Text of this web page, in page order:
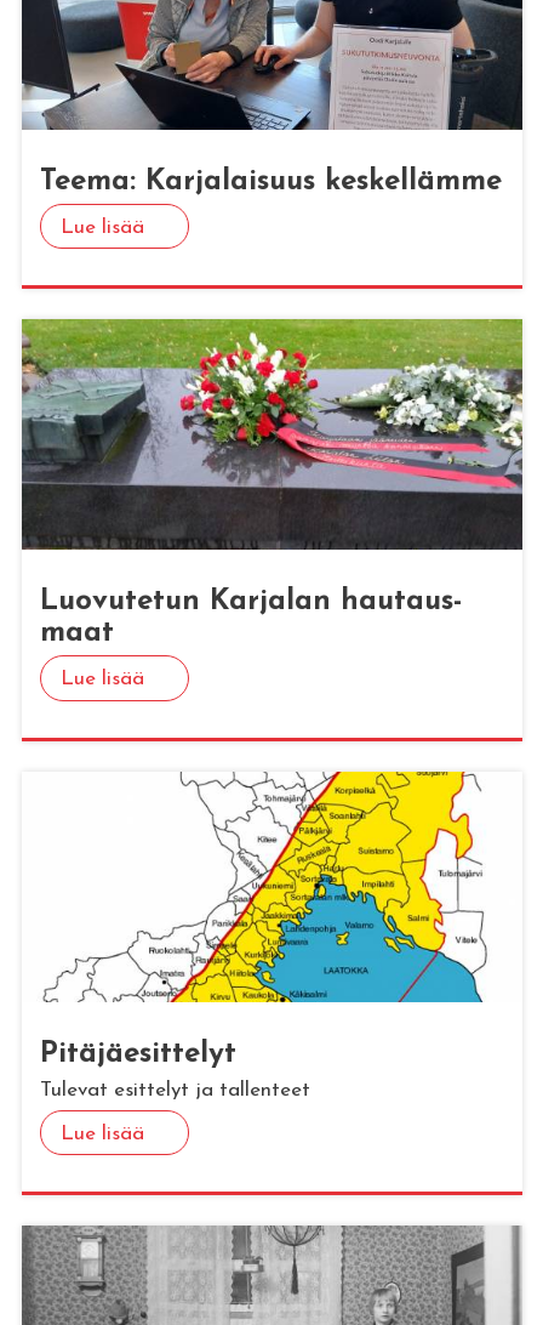
Teema: Kar­ja­lai­suus kes­kel­läm­me
Lue lisää
Luo­vu­te­tun Kar­ja­lan hau­taus­
maat
Lue lisää
Pi­tä­jäe­sit­te­lyt
Tulevat esittelyt ja tallenteet
Lue lisää